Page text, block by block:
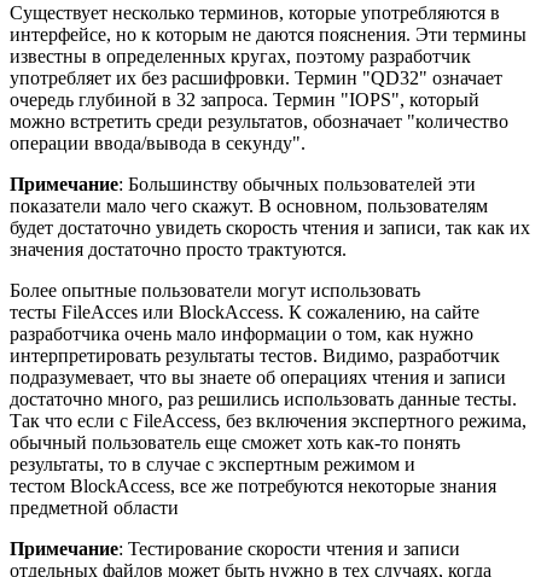
Существует несколько терминов, которые употребляются в
интерфейсе, но к которым не даются пояснения. Эти термины
известны в определенных кругах, поэтому разработчик
употребляет их без расшифровки. Термин "QD32" означает
очередь глубиной в 32 запроса. Термин "IOPS", который
можно встретить среди результатов, обозначает "количество
операции ввода/вывода в секунду".
Примечание: Большинству обычных пользователей эти
показатели мало чего скажут. В основном, пользователям
будет достаточно увидеть скорость чтения и записи, так как их
значения достаточно просто трактуются.
Более опытные пользователи могут использовать
тесты FileAcces или BlockAccess. К сожалению, на сайте
разработчика очень мало информации о том, как нужно
интерпретировать результаты тестов. Видимо, разработчик
подразумевает, что вы знаете об операциях чтения и записи
достаточно много, раз решились использовать данные тесты.
Так что если с FileAccess, без включения экспертного режима,
обычный пользователь еще сможет хоть как-то понять
результаты, то в случае с экспертным режимом и
тестом BlockAccess, все же потребуются некоторые знания
предметной области
Примечание: Тестирование скорости чтения и записи
отдельных файлов может быть нужно в тех случаях, когда